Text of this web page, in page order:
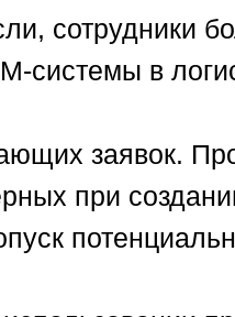
сотрудники
системы в
заявок.
при